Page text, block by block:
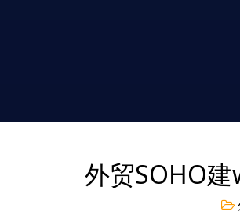
外贸SOHO